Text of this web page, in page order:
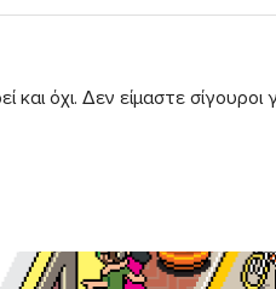
όχι. Δεν είμαστε